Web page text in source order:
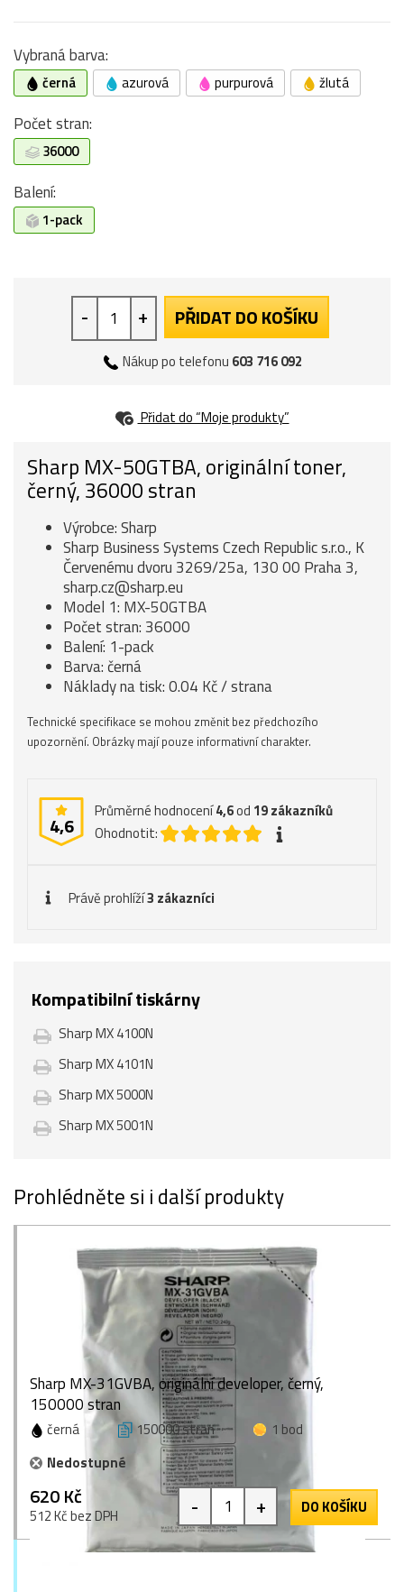
Vybraná barva:
černá azurová purpurová žlutá
Počet stran:
36000
Balení:
1-pack
- + PŘIDAT DO KOŠÍKU
Nákup po telefonu 603 716 092
Přidat do “Moje produkty”
Sharp MX-50GTBA, originální toner,
černý, 36000 stran
Výrobce: Sharp
Sharp Business Systems Czech Republic s.r.o., K
Červenému dvoru 3269/25a, 130 00 Praha 3,
sharp.cz@sharp.eu
Model 1: MX-50GTBA
Počet stran: 36000
Balení: 1-pack
Barva: černá
Náklady na tisk: 0.04 Kč / strana
Technické specifikace se mohou změnit bez předchozího
upozornění. Obrázky mají pouze informativní charakter.
4,6
Průměrné hodnocení4,6od 19zákazníků
Ohodnotit:
Právě prohlíží3 zákazníci
Kompatibilní tiskárny
Sharp MX 4100N
Sharp MX 4101N
Sharp MX 5000N
Sharp MX 5001N
Prohlédněte si i další produkty
Sharp MX-31GVBA, originální developer, černý,
150000 stran
černá 150000 stran
1 bod
Nedostupné
620 Kč
512 Kč bez DPH - + DO KOŠÍKU